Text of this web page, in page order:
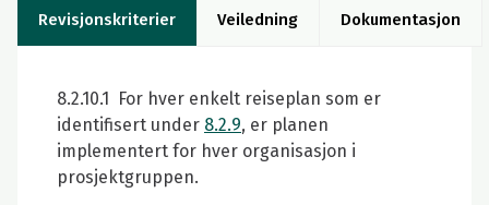
Revisjonskriterier Veiledning Dokumentasjon
8.2.10.1 For hver enkelt reiseplan som er
identifisert under 8.2.9, er planen
implementert for hver organisasjon i
prosjektgruppen.